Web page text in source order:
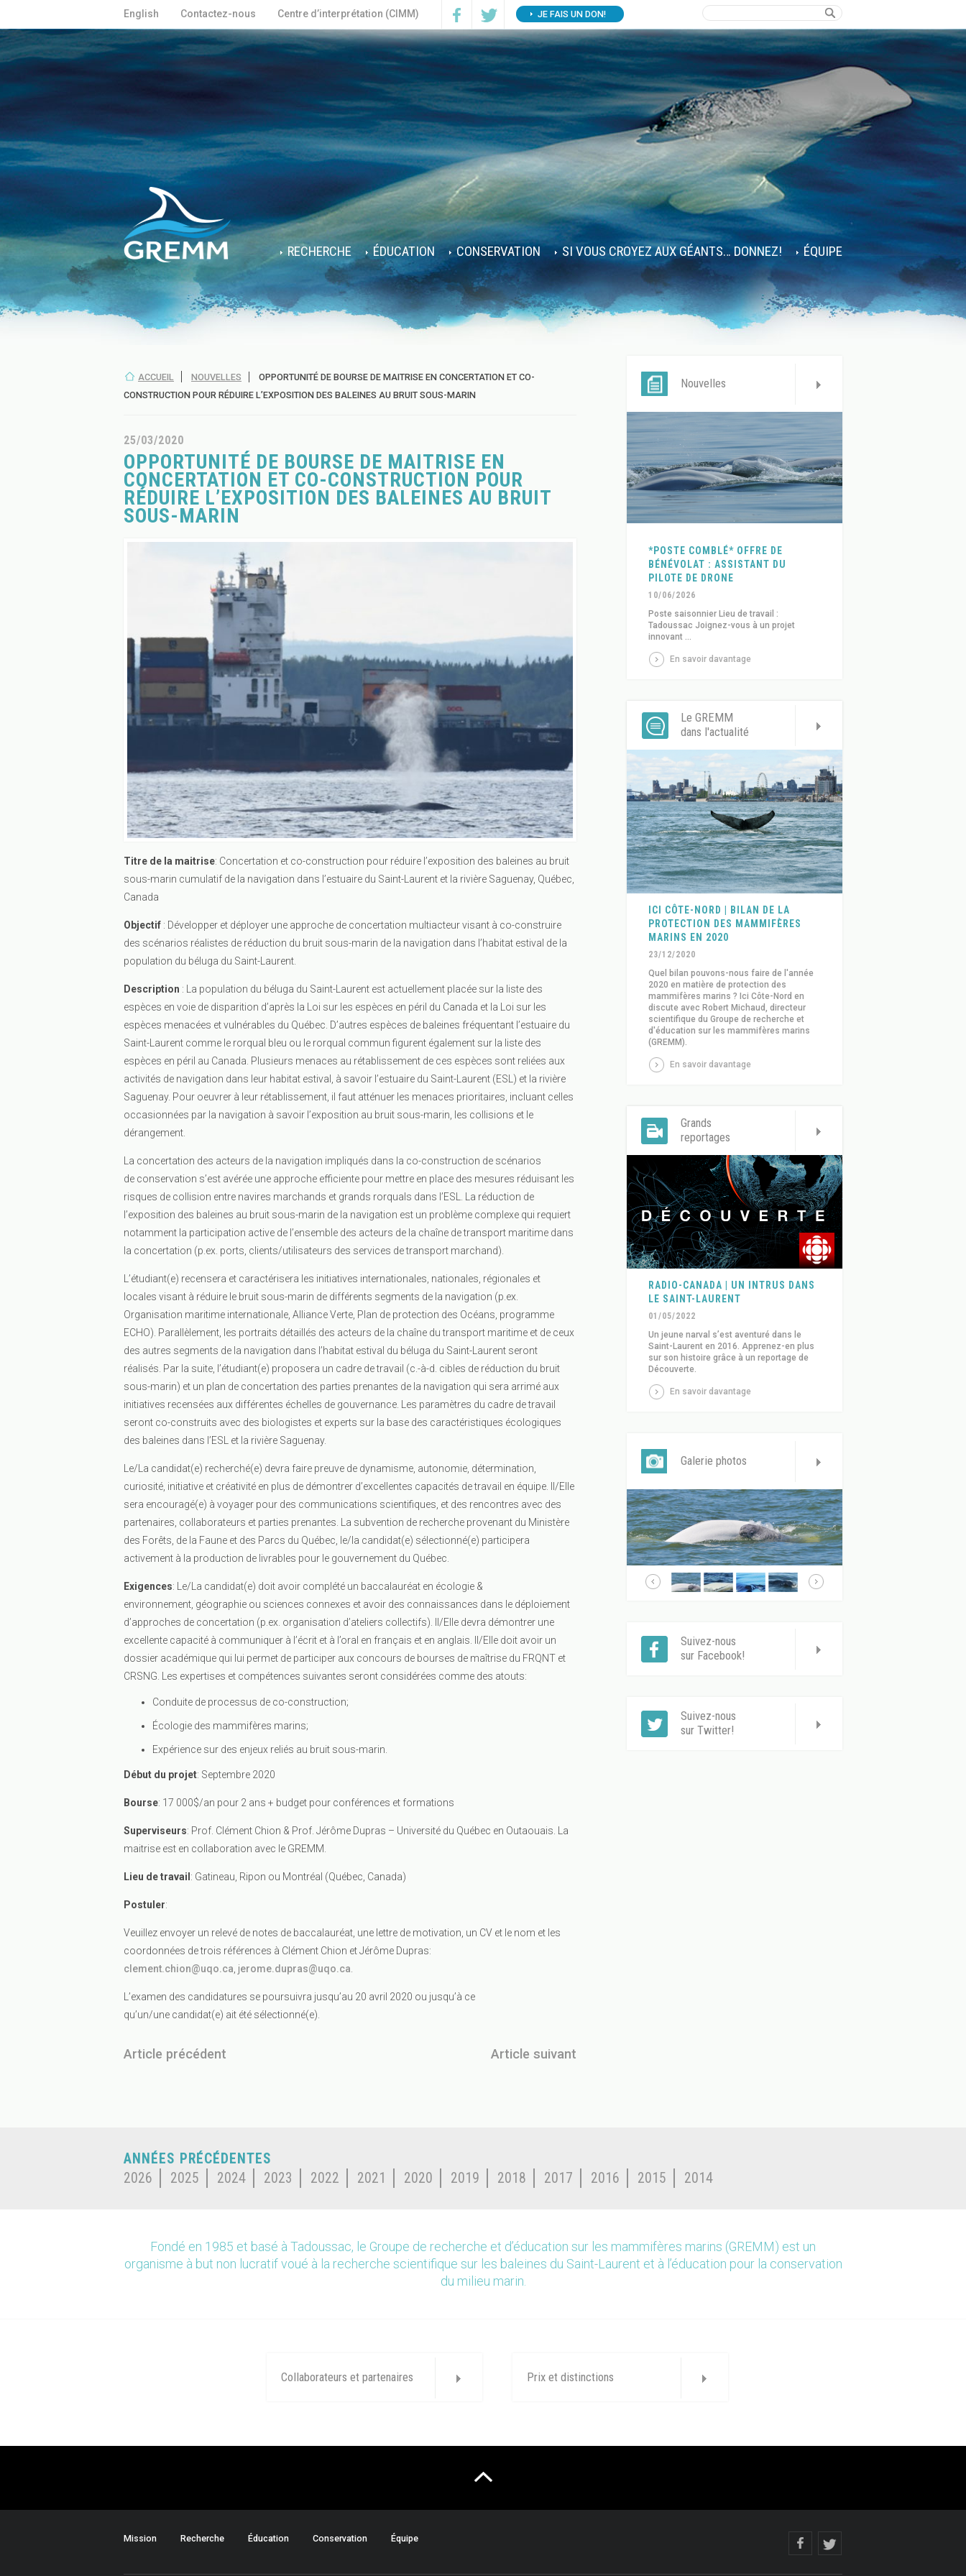
English Contactez-nous Centre d’interprétation (CIMM) JE FAIS UN DON!
RECHERCHE ÉDUCATION CONSERVATION SI VOUS CROYEZ AUX GÉANTS… DONNEZ! ÉQUIPE
ACCUEIL NOUVELLES
OPPORTUNITÉ DE BOURSE DE MAITRISE EN CONCERTATION ET CO-
CONSTRUCTION POUR RÉDUIRE L’EXPOSITION DES BALEINES AU BRUIT SOUS-MARIN
25/03/2020
OPPORTUNITÉ DE BOURSE DE MAITRISE EN
CONCERTATION ET CO-CONSTRUCTION POUR
RÉDUIRE L’EXPOSITION DES BALEINES AU BRUIT
SOUS-MARIN
Titre de la maitrise: Concertation et co-construction pour réduire l’exposition des baleines au bruit
sous-marin cumulatif de la navigation dans l’estuaire du Saint-Laurent et la rivière Saguenay, Québec,
Canada
Objectif : Développer et déployer une approche de concertation multiacteur visant à co-construire
des scénarios réalistes de réduction du bruit sous-marin de la navigation dans l’habitat estival de la
population du béluga du Saint-Laurent.
Description : La population du béluga du Saint-Laurent est actuellement placée sur la liste des
espèces en voie de disparition d’après la Loi sur les espèces en péril du Canada et la Loi sur les
espèces menacées et vulnérables du Québec. D’autres espèces de baleines fréquentant l’estuaire du
Saint-Laurent comme le rorqual bleu ou le rorqual commun figurent également sur la liste des
espèces en péril au Canada. Plusieurs menaces au rétablissement de ces espèces sont reliées aux
activités de navigation dans leur habitat estival, à savoir l’estuaire du Saint-Laurent (ESL) et la rivière
Saguenay. Pour oeuvrer à leur rétablissement, il faut atténuer les menaces prioritaires, incluant celles
occasionnées par la navigation à savoir l’exposition au bruit sous-marin, les collisions et le
dérangement.
La concertation des acteurs de la navigation impliqués dans la co-construction de scénarios
de conservation s’est avérée une approche efficiente pour mettre en place des mesures réduisant les
risques de collision entre navires marchands et grands rorquals dans l’ESL. La réduction de
l’exposition des baleines au bruit sous-marin de la navigation est un problème complexe qui requiert
notamment la participation active de l’ensemble des acteurs de la chaîne de transport maritime dans
la concertation (p.ex. ports, clients/utilisateurs des services de transport marchand).
L’étudiant(e) recensera et caractérisera les initiatives internationales, nationales, régionales et
locales visant à réduire le bruit sous-marin de différents segments de la navigation (p.ex.
Organisation maritime internationale, Alliance Verte, Plan de protection des Océans, programme
ECHO). Parallèlement, les portraits détaillés des acteurs de la chaîne du transport maritime et de ceux
des autres segments de la navigation dans l’habitat estival du béluga du Saint-Laurent seront
réalisés. Par la suite, l’étudiant(e) proposera un cadre de travail (c.-à-d. cibles de réduction du bruit
sous-marin) et un plan de concertation des parties prenantes de la navigation qui sera arrimé aux
initiatives recensées aux différentes échelles de gouvernance. Les paramètres du cadre de travail
seront co-construits avec des biologistes et experts sur la base des caractéristiques écologiques
des baleines dans l’ESL et la rivière Saguenay.
Le/La candidat(e) recherché(e) devra faire preuve de dynamisme, autonomie, détermination,
curiosité, initiative et créativité en plus de démontrer d’excellentes capacités de travail en équipe. Il/Elle
sera encouragé(e) à voyager pour des communications scientifiques, et des rencontres avec des
partenaires, collaborateurs et parties prenantes. La subvention de recherche provenant du Ministère
des Forêts, de la Faune et des Parcs du Québec, le/la candidat(e) sélectionné(e) participera
activement à la production de livrables pour le gouvernement du Québec.
Exigences: Le/La candidat(e) doit avoir complété un baccalauréat en écologie &
environnement, géographie ou sciences connexes et avoir des connaissances dans le déploiement
d’approches de concertation (p.ex. organisation d’ateliers collectifs). Il/Elle devra démontrer une
excellente capacité à communiquer à l’écrit et à l’oral en français et en anglais. Il/Elle doit avoir un
dossier académique qui lui permet de participer aux concours de bourses de maîtrise du FRQNT et
CRSNG. Les expertises et compétences suivantes seront considérées comme des atouts:
Conduite de processus de co-construction;
Écologie des mammifères marins;
Expérience sur des enjeux reliés au bruit sous-marin.
Début du projet: Septembre 2020
Bourse: 17 000$/an pour 2 ans + budget pour conférences et formations
Superviseurs: Prof. Clément Chion & Prof. Jérôme Dupras – Université du Québec en Outaouais. La
maitrise est en collaboration avec le GREMM.
Lieu de travail : Gatineau, Ripon ou Montréal (Québec, Canada)
Postuler:
Veuillez envoyer un relevé de notes de baccalauréat, une lettre de motivation, un CV et le nom et les
coordonnées de trois références à Clément Chion et Jérôme Dupras:
clement.chion@uqo.ca, jerome.dupras@uqo.ca.
L’examen des candidatures se poursuivra jusqu’au 20 avril 2020 ou jusqu’à ce
qu’un/une candidat(e) ait été sélectionné(e).
Article précédent Article suivant
Nouvelles
*POSTE COMBLÉ* OFFRE DE
BÉNÉVOLAT : ASSISTANT DU
PILOTE DE DRONE
10/06/2026
Poste saisonnier Lieu de travail :
Tadoussac Joignez-vous à un projet
innovant ...
En savoir davantage
Le GREMM
dans l'actualité
ICI CÔTE-NORD | BILAN DE LA
PROTECTION DES MAMMIFÈRES
MARINS EN 2020
23/12/2020
Quel bilan pouvons-nous faire de l'année
2020 en matière de protection des
mammifères marins ? Ici Côte-Nord en
discute avec Robert Michaud, directeur
scientifique du Groupe de recherche et
d'éducation sur les mammifères marins
(GREMM).
En savoir davantage
Grands
reportages
RADIO-CANADA | UN INTRUS DANS
LE SAINT-LAURENT
01/05/2022
Un jeune narval s’est aventuré dans le
Saint-Laurent en 2016. Apprenez-en plus
sur son histoire grâce à un reportage de
Découverte.
En savoir davantage
Galerie photos
Suivez-nous
sur Facebook!
Suivez-nous
sur Twitter!
ANNÉES PRÉCÉDENTES
2026
2025 2024 2023 2022 2021 2020 2019 2018 2017 2016 2015 2014
Fondé en 1985 et basé à Tadoussac, le Groupe de recherche et d’éducation sur les mammifères marins (GREMM) est un
organisme à but non lucratif voué à la recherche scientifique sur les baleines du Saint-Laurent et à l’éducation pour la conservation
du milieu marin.
Collaborateurs et partenaires Prix et distinctions
Mission Recherche Éducation Conservation Équipe